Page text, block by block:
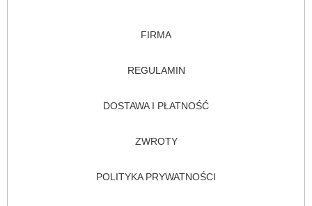
FIRMA
REGULAMIN
DOSTAWA I PŁATNOŚĆ
ZWROTY
POLITYKA PRYWATNOŚCI